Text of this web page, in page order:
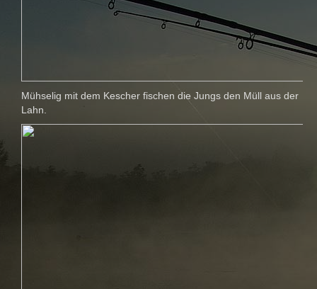
Mühselig mit dem Kescher fischen die Jungs den Müll aus der
Lahn.